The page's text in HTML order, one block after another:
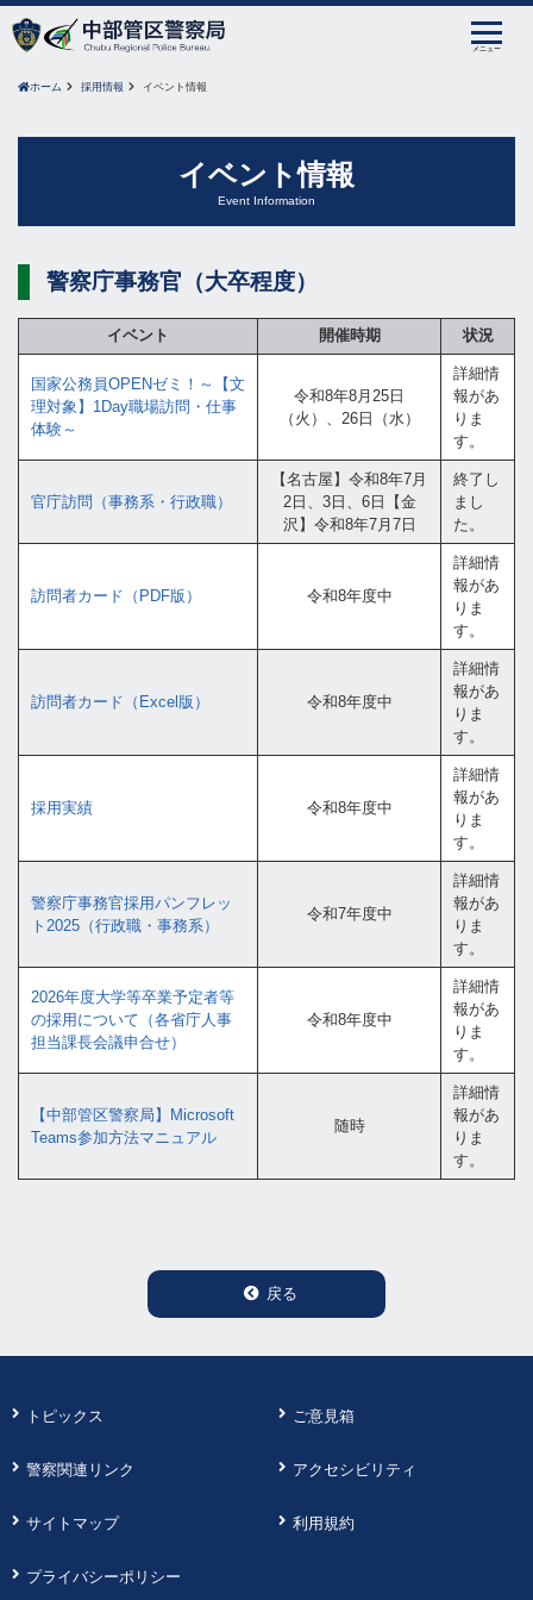
メニュー
ホーム 採用情報 イベント情報
イベント情報
Event Information
警察庁事務官（大卒程度）
イベント 開催時期 状況
国家公務員OPENゼミ！～【文
理対象】1Day職場訪問・仕事
体験～
令和8年8月25日
（火）、26日（水）
詳細情
報があ
りま
す。
官庁訪問（事務系・行政職）
【名古屋】令和8年7月
2日、3日、6日【金
沢】令和8年7月7日
終了し
まし
た。
訪問者カード（PDF版） 令和8年度中
詳細情
報があ
りま
す。
訪問者カード（Excel版） 令和8年度中
詳細情
報があ
りま
す。
採用実績 令和8年度中
詳細情
報があ
りま
す。
警察庁事務官採用パンフレッ
ト2025（行政職・事務系）
令和7年度中
詳細情
報があ
りま
す。
2026年度大学等卒業予定者等
の採用について（各省庁人事
担当課長会議申合せ）
令和8年度中
詳細情
報があ
りま
す。
【中部管区警察局】Microsoft
Teams参加方法マニュアル
随時
詳細情
報があ
りま
す。
戻る
トピックス ご意見箱
警察関連リンク アクセシビリティ
サイトマップ 利用規約
プライバシーポリシー